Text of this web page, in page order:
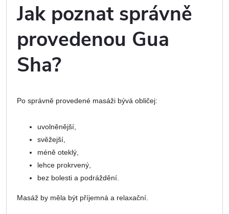
Jak poznat správně
provedenou Gua
Sha?
Po správně provedené masáži bývá obličej:
uvolněnější,
svěžejší,
méně oteklý,
lehce prokrvený,
bez bolesti a podráždění.
Masáž by měla být příjemná a relaxační.